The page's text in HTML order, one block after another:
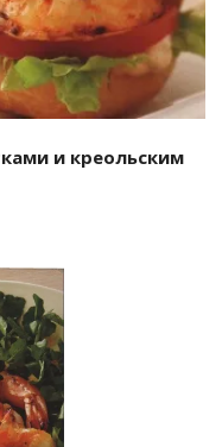
и креольским